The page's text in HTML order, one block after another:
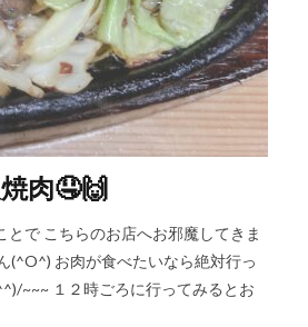
肉🤤🙌
で こちらのお店へお邪魔してきま
お肉が食べたいなら絶対行っ
~~~ １２時ごろに行ってみるとお